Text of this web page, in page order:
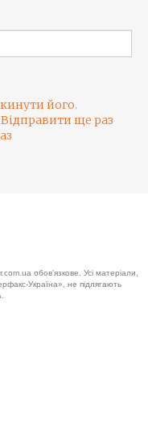
його.
Відправити ще раз
обов'язкове. Усі матеріали,
Україна», не підлягають